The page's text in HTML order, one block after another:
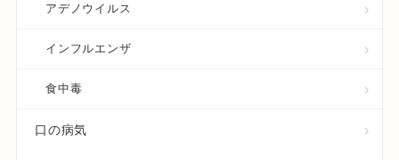
アデノウイルス
インフルエンザ
食中毒
口の病気